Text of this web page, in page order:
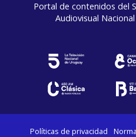
Portal de contenidos del
Audiovisual
Políticas de privacidad